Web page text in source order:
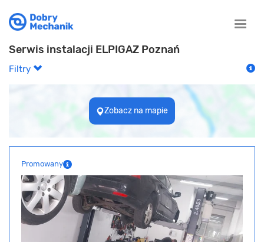
Toggle
Serwis instalacji ELPIGAZ Poznań
Filtry
Zobacz na mapie
Promowany